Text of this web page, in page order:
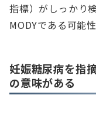
指標）がしっかり
MODYである可能
妊娠糖尿病を指
の意味がある